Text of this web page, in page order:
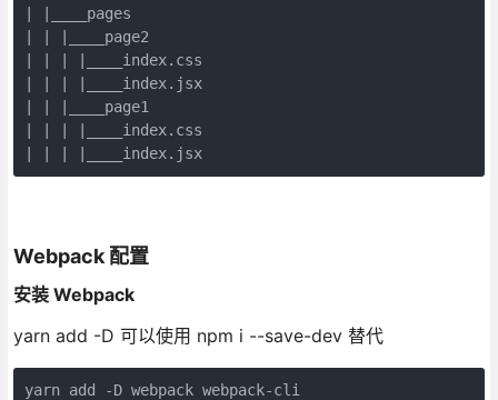
|
|____pages
|
| |
| |
| |
| |
| |
____index.jsx
| |
|____page1
|
| |
|____index.css
|
| | |____index.jsx
Webpack 配置
安装 Webpack
yarn add -D 可以使用 npm i --save-dev 替代
yarn add -D webpack webpack-cli